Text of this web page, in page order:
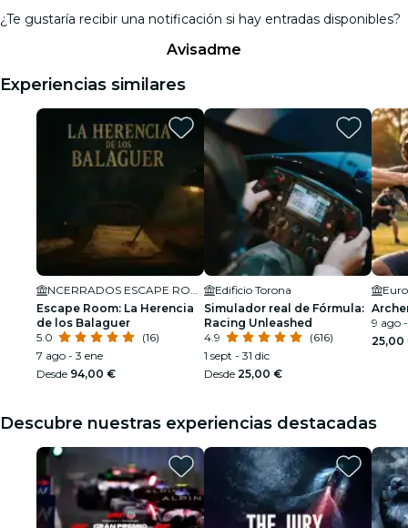
¿Te gustaría recibir una notificación si hay entradas disponibles?
Avisadme
Experiencias similares
Escape Room: La Herencia
de los Balaguer
5.0
(16)
7 ago - 3 ene
Desde 94,00 €
Edificio Torona
Simulador real de Fórmula:
Racing Unleashed
4.9
(616)
1 sept - 31 dic
Desde 25,00 €
9 ago -
25,00
Descubre nuestras experiencias destacadas